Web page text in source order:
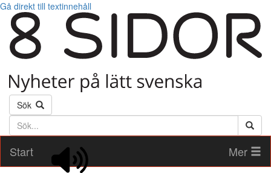
Gå direkt till textinnehåll
Sök
Söktext
Start
Mer